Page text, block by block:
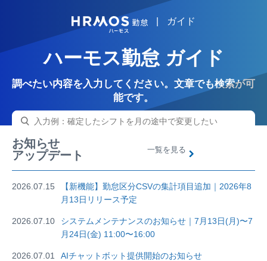
HRMOSガイド
ハーモス勤怠 ガイド
調べたい内容を入力してください。文章でも検索が可
能です。
お知らせ
アップデート
一覧を見る
2026.07.15
【新機能】勤怠区分CSVの集計項目追加｜2026年8
月13日リリース予定
2026.07.10
システムメンテナンスのお知らせ｜7月13日(月)〜7
月24日(金) 11:00〜16:00
2026.07.01 AIチャットボット提供開始のお知らせ